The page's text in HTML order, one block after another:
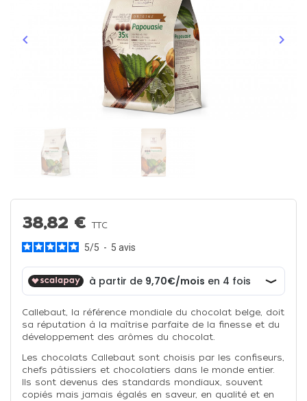
Précédent
keyboard_arrow_left keyboard_arrow_right
38,82 €TTC
5/5 - 5 avis
Callebaut, la référence mondiale du chocolat belge, doit
sa réputation à la maîtrise parfaite de la finesse et du
développement des arômes du chocolat.
Les chocolats Callebaut sont choisis par les confiseurs,
chefs pâtissiers et chocolatiers dans le monde entier.
Ils sont devenus des standards mondiaux, souvent
copiés mais jamais égalés en saveur, en qualité et en